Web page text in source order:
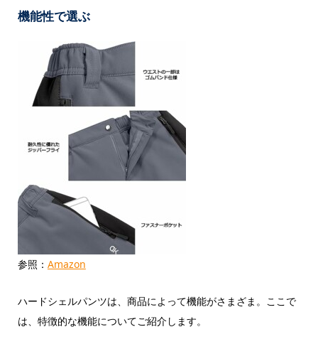
機能性で選ぶ
参照： Amazon
ハードシェルパンツは、商品によって機能がさまざま。ここで
は、特徴的な機能についてご紹介します。